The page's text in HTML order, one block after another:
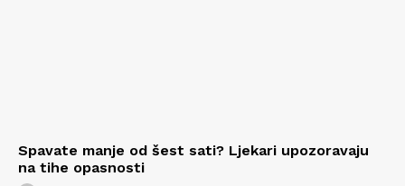
Spavate manje od šest sati? Ljekari upozoravaju
na tihe opasnosti